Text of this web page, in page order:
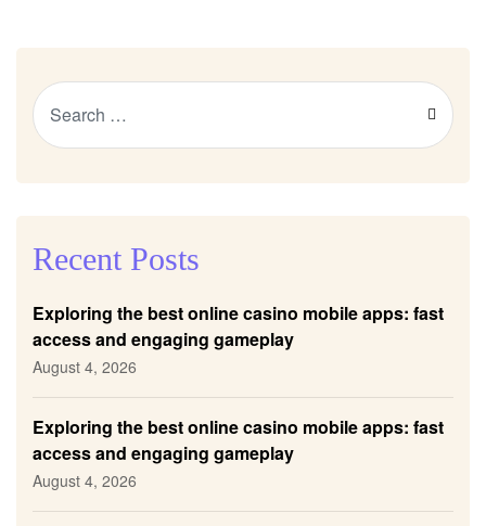
Recent Posts
Exploring the best online casino mobile apps: fast
access and engaging gameplay
August 4, 2026
Exploring the best online casino mobile apps: fast
access and engaging gameplay
August 4, 2026